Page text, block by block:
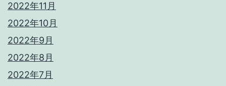
2022年11月
2022年10月
2022年9月
2022年8月
2022年7月